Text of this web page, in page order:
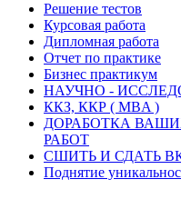
Решение тестов
Курсовая работа
Дипломная работа
Отчет по практике
Бизнес практикум
НАУЧНО -
ККЗ, ККР ( MBA )
ДОРАБОТКА
РАБОТ
СШИТЬ И СДАТЬ
Поднятие